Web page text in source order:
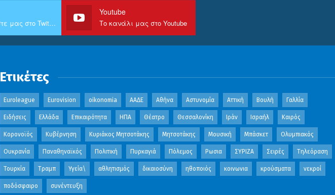
Ακολουθήστε μας στο Twitter
Youtube
Το κανάλι μας στο Youtube
Ετικέτες
Euroleague Eurovision oikonomia ΑΑΔΕ Αθήνα Αστυνομία Αττική Βουλή Γαλλία
Ειδήσεις Ελλάδα Επικαιρότητα ΗΠΑ Θέατρο Θεσσαλονίκη Ιράν Ισραήλ Καιρός
Κορονοϊός Κυβέρνηση Κυριάκος Μητσοτάκης Μητσοτάκης Μουσική Μπάσκετ Ολυμπιακός
Ουκρανία Παναθηναϊκός Πολιτική Πυρκαγιά Πόλεμος Ρωσια ΣΥΡΙΖΑ Σειρές Τηλεόραση
Τουρκία Τραμπ Υγεία\ αθλητισμός δικαιοσύνη ηθοποιός κοινωνια κρούσματα νεκροί
ποδόσφαιρο συνέντευξη